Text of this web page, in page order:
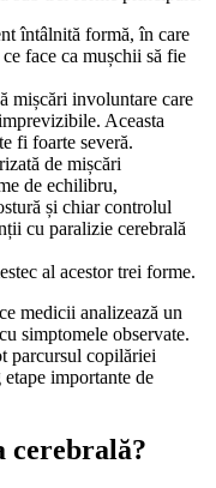
face ca mușchii să fie
Aceasta
fi foarte severă.
de echilibru,
și chiar controlul
cu paralizie cerebrală
al acestor trei forme.
medicii analizează un
simptomele observate.
parcursul copilăriei
importante de
cerebrală?